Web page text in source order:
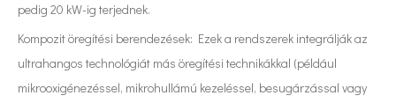
pedig 20 kW-ig terjednek.
Kompozit öregítési berendezések: Ezek a rendszerek integrálják az
ultrahangos technológiát más öregítési technikákkal (például
mikrooxigénezéssel, mikrohullámú kezeléssel, besugárzással vagy